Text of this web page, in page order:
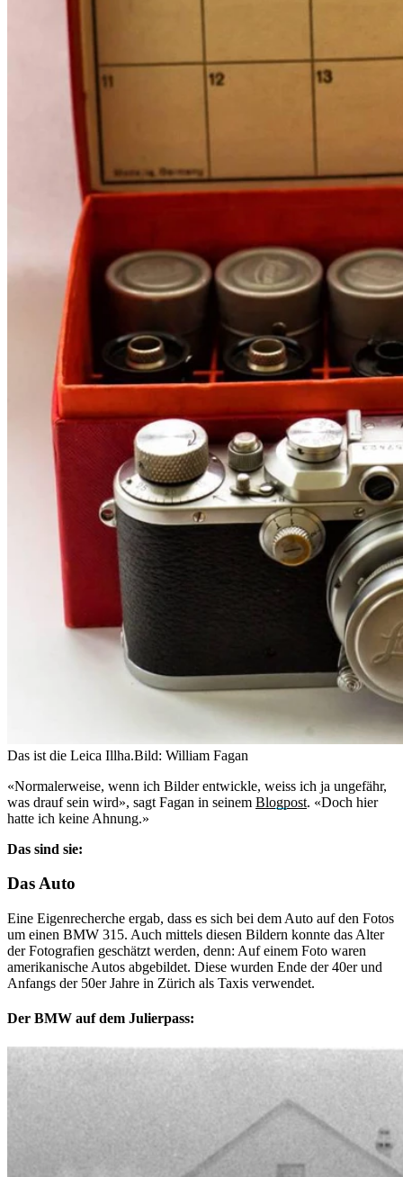
Das ist die Leica Illha.Bild: William Fagan
«Normalerweise, wenn ich Bilder entwickle, weiss ich ja ungefähr,
was drauf sein wird», sagt Fagan in seinem Blogpost. «Doch hier
hatte ich keine Ahnung.»
Das sind sie:
Das Auto
Eine Eigenrecherche ergab, dass es sich bei dem Auto auf den Fotos
um einen BMW 315. Auch mittels diesen Bildern konnte das Alter
der Fotografien geschätzt werden, denn: Auf einem Foto waren
amerikanische Autos abgebildet. Diese wurden Ende der 40er und
Anfangs der 50er Jahre in Zürich als Taxis verwendet.
Der BMW auf dem Julierpass: